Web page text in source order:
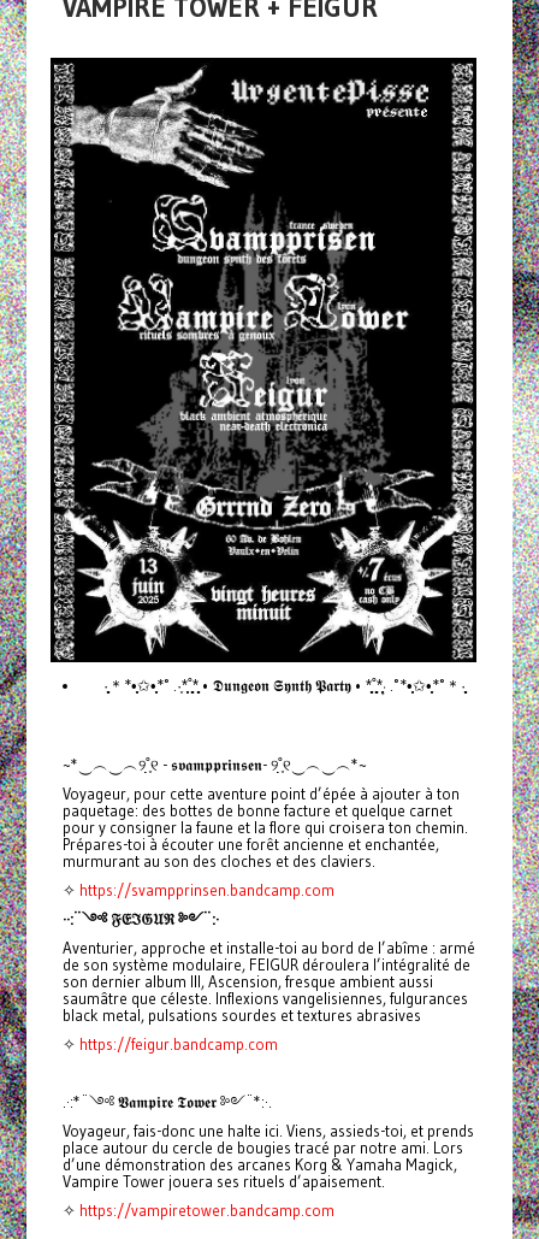
VAMPIRE TOWER + FEIGUR
·̩̩̥͙＊*•̩̩͙✩•̩̩͙*˚ .·͙*̩̩͙˚̩̥̩̥*̩̩̥͙ • 𝕯𝖚𝖓𝖌𝖊𝖔𝖓 𝕾𝖞𝖓𝖙𝖍 𝕻𝖆𝖗𝖙𝖞 • *̩̩̥͙˚̩̥̩̥*̩̩͙‧͙ .˚*•̩̩͙✩•̩̩͙*˚＊·̩̩̥͙
~*‿︵‿︵୨˚̣̣̣͙୧ - 𝖘𝖛𝖆𝖒𝖕𝖕𝖗𝖎𝖓𝖘𝖊𝖓- ୨˚̣̣̣͙୧‿︵‿︵*~
Voyageur, pour cette aventure point d’épée à ajouter à ton
paquetage: des bottes de bonne facture et quelque carnet
pour y consigner la faune et la flore qui croisera ton chemin.
Prépares-toi à écouter une forêt ancienne et enchantée,
murmurant au son des cloches et des claviers.
✧ https://svampprinsen.bandcamp.com
··:¨༺ 𝔉𝔈ℑ𝔊𝔘ℜ ༻¨:·
Aventurier, approche et installe-toi au bord de l’abîme : armé
de son système modulaire, FEIGUR déroulera l’intégralité de
son dernier album III, Ascension, fresque ambient aussi
saumâtre que céleste. Inflexions vangelisiennes, fulgurances
black metal, pulsations sourdes et textures abrasives
✧ https://feigur.bandcamp.com
.·:*¨༺ 𝖁𝖆𝖒𝖕𝖎𝖗𝖊 𝕿𝖔𝖜𝖊𝖗 ༻¨*:·.
Voyageur, fais-donc une halte ici. Viens, assieds-toi, et prends
place autour du cercle de bougies tracé par notre ami. Lors
d’une démonstration des arcanes Korg & Yamaha Magick,
Vampire Tower jouera ses rituels d’apaisement.
✧ https://vampiretower.bandcamp.com